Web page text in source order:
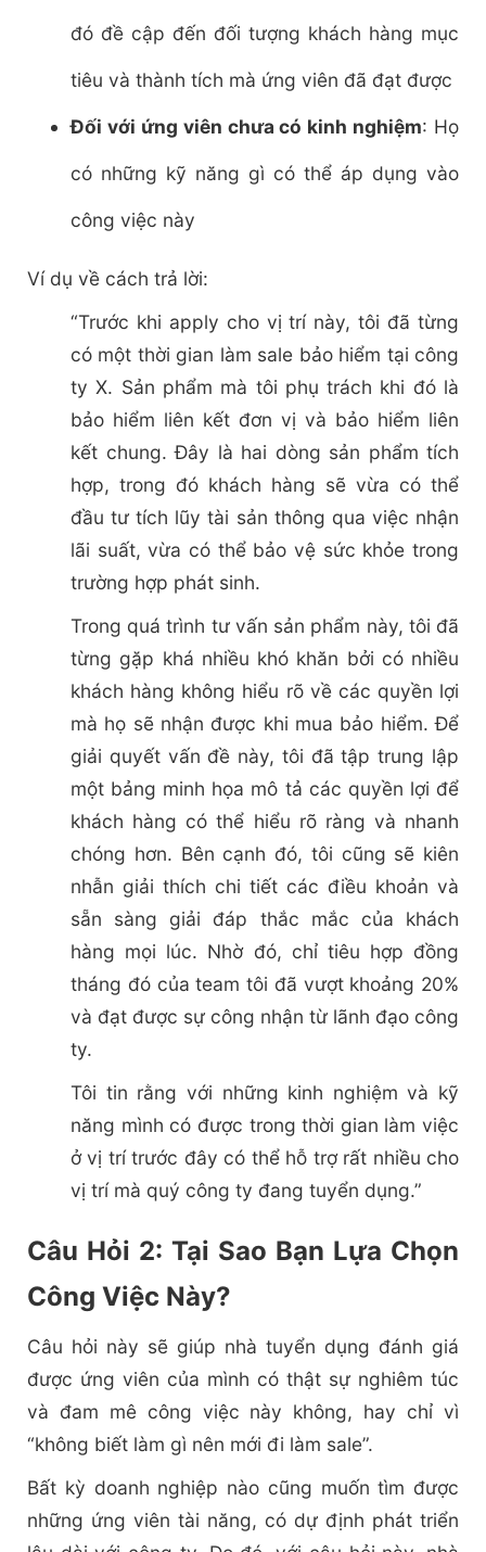
đó đề cập đến đối tượng khách hàng mục
tiêu và thành tích mà ứng viên đã đạt được
Đối với ứng viên chưa có kinh nghiệm: Họ
có những kỹ năng gì có thể áp dụng vào
công việc này
Ví dụ về cách trả lời:
“Trước khi apply cho vị trí này, tôi đã từng
có một thời gian làm sale bảo hiểm tại công
ty X. Sản phẩm mà tôi phụ trách khi đó là
bảo hiểm liên kết đơn vị và bảo hiểm liên
kết chung. Đây là hai dòng sản phẩm tích
hợp, trong đó khách hàng sẽ vừa có thể
đầu tư tích lũy tài sản thông qua việc nhận
lãi suất, vừa có thể bảo vệ sức khỏe trong
trường hợp phát sinh.
Trong quá trình tư vấn sản phẩm này, tôi đã
từng gặp khá nhiều khó khăn bởi có nhiều
khách hàng không hiểu rõ về các quyền lợi
mà họ sẽ nhận được khi mua bảo hiểm. Để
giải quyết vấn đề này, tôi đã tập trung lập
một bảng minh họa mô tả các quyền lợi để
khách hàng có thể hiểu rõ ràng và nhanh
chóng hơn. Bên cạnh đó, tôi cũng sẽ kiên
nhẫn giải thích chi tiết các điều khoản và
sẵn sàng giải đáp thắc mắc của khách
hàng mọi lúc. Nhờ đó, chỉ tiêu hợp đồng
tháng đó của team tôi đã vượt khoảng 20%
và đạt được sự công nhận từ lãnh đạo công
ty.
Tôi tin rằng với những kinh nghiệm và kỹ
năng mình có được trong thời gian làm việc
ở vị trí trước đây có thể hỗ trợ rất nhiều cho
vị trí mà quý công ty đang tuyển dụng.”
Câu Hỏi 2: Tại Sao Bạn Lựa Chọn
Công Việc Này?
Câu hỏi này sẽ giúp nhà tuyển dụng đánh giá
được ứng viên của mình có thật sự nghiêm túc
và đam mê công việc này không, hay chỉ vì
“không biết làm gì nên mới đi làm sale”.
Bất kỳ doanh nghiệp nào cũng muốn tìm được
những ứng viên tài năng, có dự định phát triển